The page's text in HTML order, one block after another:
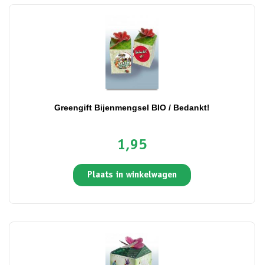
Greengift Bijenmengsel BIO / Bedankt!
1,95
Plaats in winkelwagen